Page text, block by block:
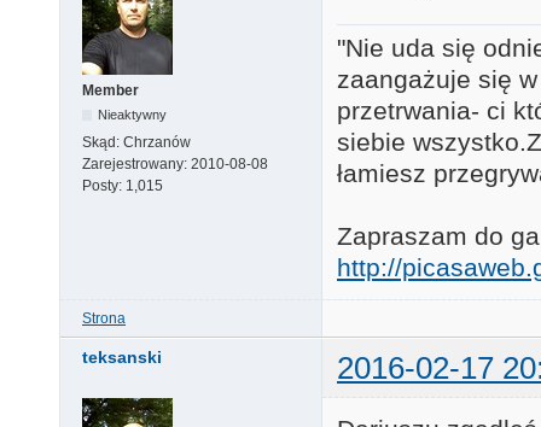
Member
Nieaktywny
Skąd: Chrzanów
Zarejestrowany: 2010-08-08
Posty: 1,015
"Nie uda się
zaangażuje się
przetrwania- ci
siebie
łamiesz
Zapraszam do
http://
Strona
teksanski 2016-02-17